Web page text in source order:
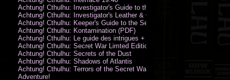
Achtung! Cthulhu: Investigator's Guide to the Secret War
Achtung! Cthulhu: Investigator's Leather & Canvas Bag
Achtung! Cthulhu: Keeper's Guide to the Secret War
Achtung! Cthulhu: Kontamination (PDF)
Achtung! Cthulhu: Le guide des intrigues + ecran
Achtung! Cthulhu: Secret War Limted Edition Book
Achtung! Cthulhu: Secrets of the Dust
Achtung! Cthulhu: Shadows of Atlantis
Achtung! Cthulhu: Terrors of the Secret War
Adventure!